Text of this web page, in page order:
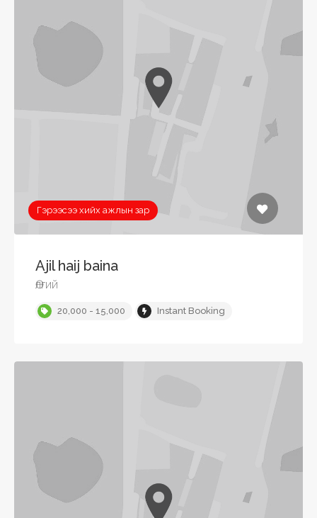
Гэрээсээ хийх ажлын зар
Ajil haij baina
Өлгий
20,000 - 15,000 Instant Booking